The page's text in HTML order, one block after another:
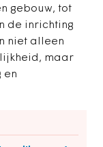
gebouw, tot
de inrichting
niet alleen
maar
en